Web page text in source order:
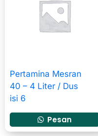
Pertamina Mesran
40 – 4 Liter / Dus
isi 6
Pesan